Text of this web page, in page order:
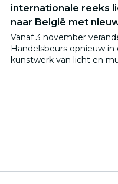
internationale reeks
naar België met
Vanaf 3 november
Handelsbeurs opnieuw
kunstwerk van licht en